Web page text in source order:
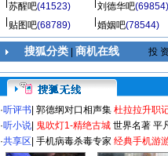
苏醒吧(41523) 刘德华吧(69854)
贴图吧(68789) 婚姻吧(78544)
搜狐分类| 商机在线 投
·听评书 郭德纲对口相声集 杜拉拉升职
·听小说 鬼吹灯1-精绝古城 世界名著 平
·共享区 手机病毒杀毒专家 经典手机游